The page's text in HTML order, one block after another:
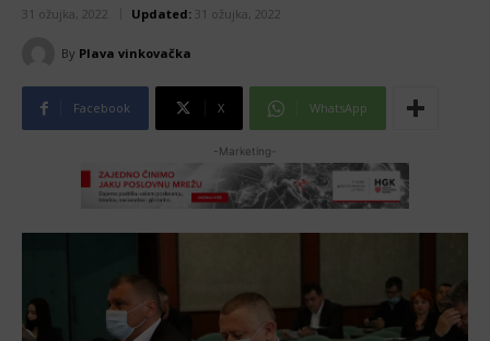
31 ožujka, 2022 Updated: 31 ožujka, 2022
By Plava vinkovačka
Facebook X WhatsApp
-Marketing-